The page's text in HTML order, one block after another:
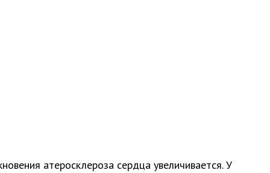
атеросклероза сердца увеличивается. У